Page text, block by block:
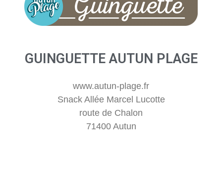
GUINGUETTE AUTUN PLAGE
www.autun-plage.fr
Snack Allée Marcel Lucotte
route de Chalon
71400 Autun